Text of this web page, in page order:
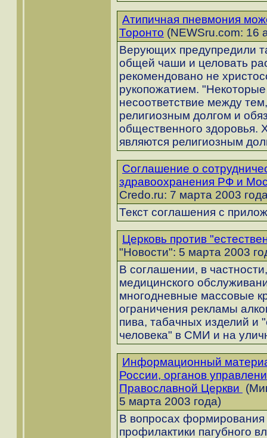
Атипичная пневмония
Торонто (NEWSru.com: 16
Верующих предупредили
общей чаши и целовать
рекомендовано не
рукопожатием.
несоответствие между
религиозным долгом и
общественного здоровья.
являются религиозным
Соглашение о
здравоохранения РФ и
Credo.ru: 7 марта 2003
Текст соглашения с
Церковь против
"Новости": 5 марта 2003
В соглашении, в
медицинского
многодневные массовые
ограничения рекламы
пива, табачных изделий и
человека" в СМИ и на
Информационный
России, органов
Православной Церкви
5 марта 2003 года)
В вопросах формирования
профилактики пагубного